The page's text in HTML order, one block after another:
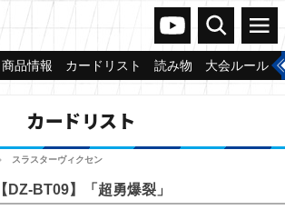
ヴァンガードch
検索 メニュー
商品情報 カードリスト 読み物 大会ルール
カードリスト
スラスターヴィクセン
【DZ-BT09】「超勇爆裂」